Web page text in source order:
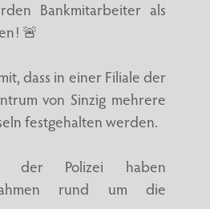
Bankmitarbeiter als
🚨
dass in einer Filiale der
von Sinzig mehrere
festgehalten werden.
der Polizei haben
rund um die